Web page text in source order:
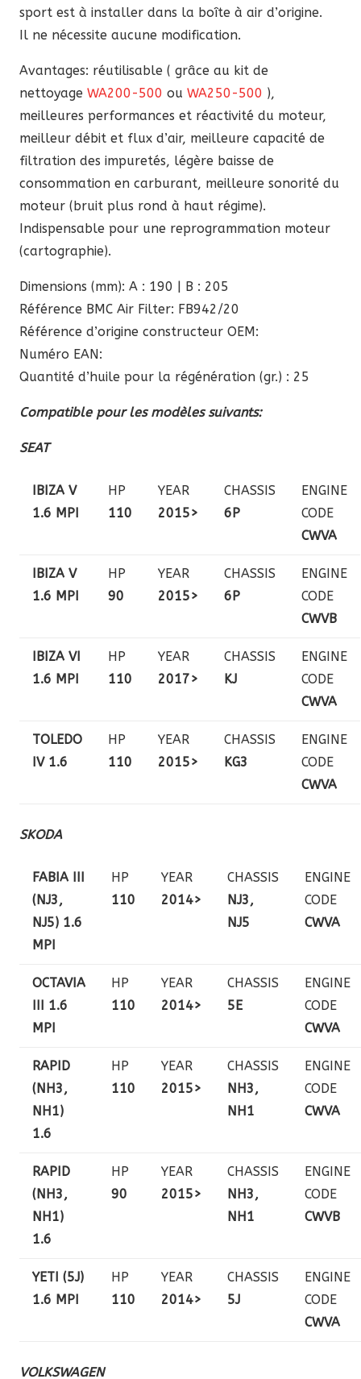
sport est à installer dans la boîte à air d’origine.
Il ne nécessite aucune modification.
Avantages: réutilisable ( grâce au kit de
nettoyage WA200-500 ou WA250-500 ),
meilleures performances et réactivité du moteur,
meilleur débit et flux d’air, meilleure capacité de
filtration des impuretés, légère baisse de
consommation en carburant, meilleure sonorité du
moteur (bruit plus rond à haut régime).
Indispensable pour une reprogrammation moteur
(cartographie).
Dimensions (mm): A : 190 | B : 205
Référence BMC Air Filter: FB942/20
Référence d’origine constructeur OEM:
Numéro EAN:
Quantité d’huile pour la régénération (gr.) : 25
Compatible pour les modèles suivants:
SEAT
IBIZA V
1.6 MPI
HP
110
YEAR
2015>
CHASSIS
6P
ENGINE
CODE
CWVA
IBIZA V
1.6 MPI
HP
90
YEAR
2015>
CHASSIS
6P
ENGINE
CODE
CWVB
IBIZA VI
1.6 MPI
HP
110
YEAR
2017>
CHASSIS
KJ
ENGINE
CODE
CWVA
TOLEDO
IV 1.6
HP
110
YEAR
2015>
CHASSIS
KG3
ENGINE
CODE
CWVA
SKODA
FABIA III
(NJ3,
NJ5) 1.6
MPI
HP
110
YEAR
2014>
CHASSIS
NJ3,
NJ5
ENGINE
CODE
CWVA
OCTAVIA
III 1.6
MPI
HP
110
YEAR
2014>
CHASSIS
5E
ENGINE
CODE
CWVA
RAPID
(NH3,
NH1)
1.6
HP
110
YEAR
2015>
CHASSIS
NH3,
NH1
ENGINE
CODE
CWVA
RAPID
(NH3,
NH1)
1.6
HP
90
YEAR
2015>
CHASSIS
NH3,
NH1
ENGINE
CODE
CWVB
YETI (5J)
1.6 MPI
HP
110
YEAR
2014>
CHASSIS
5J
ENGINE
CODE
CWVA
VOLKSWAGEN